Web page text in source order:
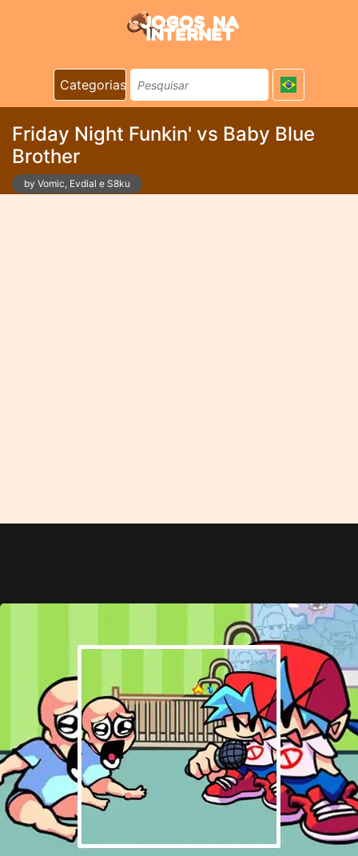
Categorias
Friday Night Funkin' vs Baby Blue
Brother
by Vomic, Evdial e S8ku